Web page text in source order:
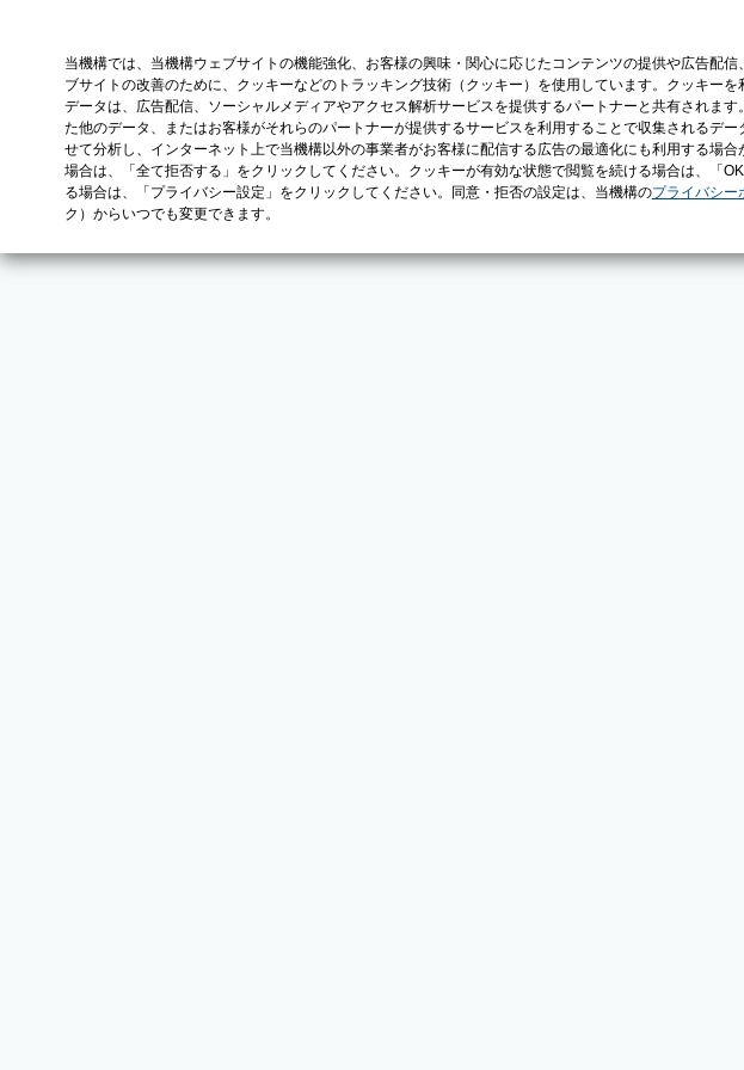
当機構では、当機構ウェブサイトの機能強化、お客様の興味・関心に応じたコンテンツの提供や広告配
ブサイトの改善のために、クッキーなどのトラッキング技術（クッキー）を使用しています。クッキー
データは、広告配信、ソーシャルメディアやアクセス解析サービスを提供するパートナーと共有されま
た他のデータ、またはお客様がそれらのパートナーが提供するサービスを利用することで収集されるデ
せて分析し、インターネット上で当機構以外の事業者がお客様に配信する広告の最適化にも利用する場
場合は、「全て拒否する」をクリックしてください。クッキーが有効な状態で閲覧を続ける場合は、「
る場合は、「プライバシー設定」をクリックしてください。同意・拒否の設定は、当機構のプライバシー
ク）からいつでも変更できます。